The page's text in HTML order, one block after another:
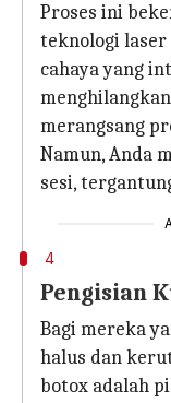
Proses ini
teknologi
cahaya yang
merangsang
Namun, Anda
sesi,
4
Pengisian
Bagi mereka
halus dan
botox adalah